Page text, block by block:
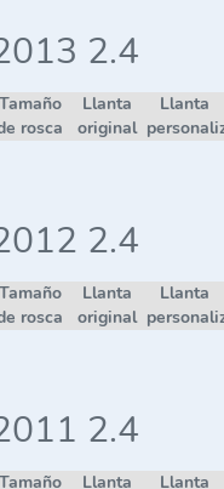
2.4
Tamaño
rosca
Llanta
original
Llanta
2.4
Tamaño
rosca
Llanta
original
Llanta
2.4
Tamaño
Llanta
Llanta